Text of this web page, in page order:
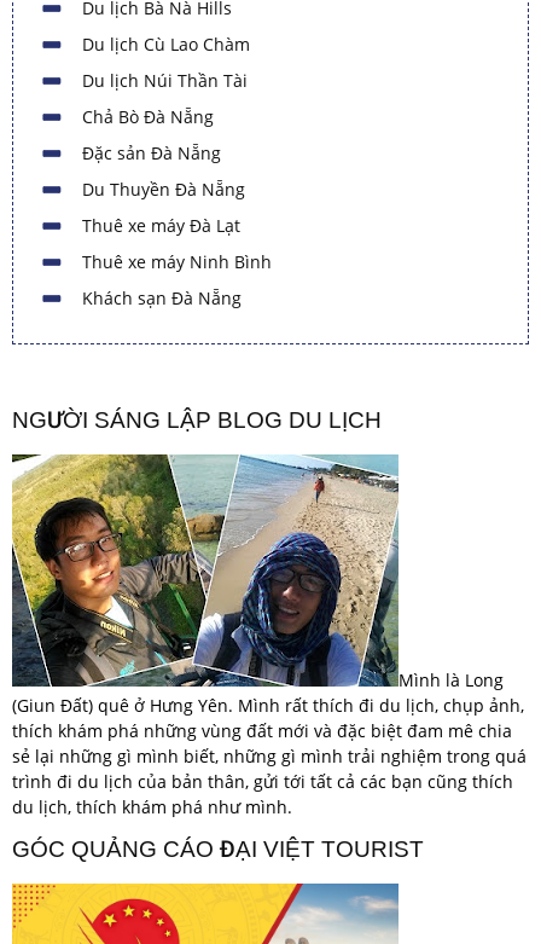
Du lịch Bà Nà Hills
Du lịch Cù Lao Chàm
Du lịch Núi Thần Tài
Chả Bò Đà Nẵng
Đặc sản Đà Nẵng
Du Thuyền Đà Nẵng
Thuê xe máy Đà Lạt
Thuê xe máy Ninh Bình
Khách sạn Đà Nẵng
NGƯỜI SÁNG LẬP BLOG DU LỊCH
Mình là Long
(Giun Đất) quê ở Hưng Yên. Mình rất thích đi du lịch, chụp ảnh,
thích khám phá những vùng đất mới và đặc biệt đam mê chia
sẻ lại những gì mình biết, những gì mình trải nghiệm trong quá
trình đi du lịch của bản thân, gửi tới tất cả các bạn cũng thích
du lịch, thích khám phá như mình.
GÓC QUẢNG CÁO ĐẠI VIỆT TOURIST